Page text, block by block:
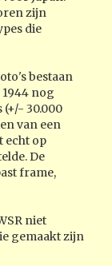
zijn
die
bestaan
nog
30.000
van een
echt op
De
frame,
niet
gemaakt zijn